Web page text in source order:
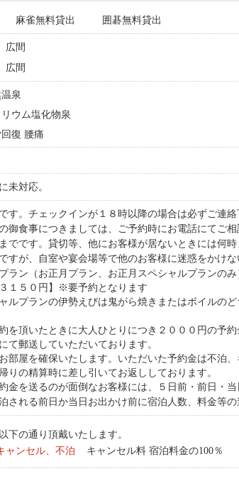
麻雀無料貸出 囲碁無料貸出
広間
広間
泉
ウム塩化物泉
復 腰痛
未対応。
す。チェックインが１８時以降の場合は必ずご連
御食事につきましては、ご予約時にお電話にてご相
でです。貸切等、他にお客様が居ないときには何時
すが、自室や宴会場等で他のお客様に迷惑をかけな
ラン（お正月プラン、お正月スペシャルプラン
１５０円】※要予約となります
ルプランの伊勢えびは鬼がら焼きまたはボイルの
を頂いたときに大人ひとりにつき２０００円の予
て郵送していただいております。
部屋を確保いたします。いただいた予約金は不泊
りの精算時に差し引いてお返ししております。
金を送るのが面倒なお客様には、５日前・前日・
される前日か当日お出かけ前に宿泊人数、料金等の
下の通り頂戴いたします。
ャンセル、不泊 キャンセル料 宿泊料金の100％